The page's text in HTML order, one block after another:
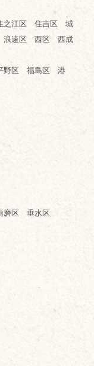
江区 住吉区 城
速区 西区 西成
野区 福島区 港
区 垂水区